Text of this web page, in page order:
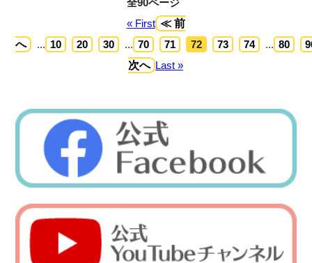
« First ≪ 前
へ ... 10 20 30 ... 70 71 72 73 74 ... 80
次へ Last »